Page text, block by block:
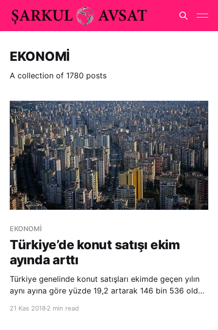
EKONOMİ
A collection of 1780 posts
EKONOMİ
Türkiye’de konut satışı ekim
ayında arttı
Türkiye genelinde konut satışları ekimde geçen yılın
aynı ayına göre yüzde 19,2 artarak 146 bin 536 oldu.
21 Kas 2018 2 min read